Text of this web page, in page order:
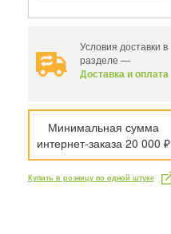
Условия доставки в
разделе —
Доставка и оплата
Минимальная сумма
интернет-заказа 20 000 ₽
Купить в розницу по одной штуке